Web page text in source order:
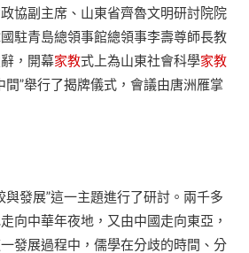
協副主席、山東省齊魯文明研討院院
駐青島總領事館總領事李壽尊師長教
，開幕家教式上為山東社會科學家教
間”舉行了揭牌儀式，會議由唐洲雁掌
與發展”這一主題進行了研討。兩千多
向中華年夜地，又由中國走向東亞，
發展過程中，儒學在分歧的時間、分